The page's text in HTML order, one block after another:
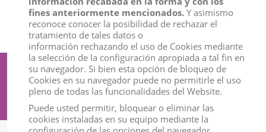
View
View
Suscríbete a nuestro boletín
fines anteriormente mencionados. Y asimismo
reconoce conocer la posibilidad de rechazar el
tratamiento de tales datos o
información rechazando el uso de Cookies mediante
la selección de la configuración apropiada a tal fin en
su navegador. Si bien esta opción de bloqueo de
Cookies en su navegador puede no permitirle el uso
pleno de todas las funcionalidades del Website.
Puede usted permitir, bloquear o eliminar las
cookies instaladas en su equipo mediante la